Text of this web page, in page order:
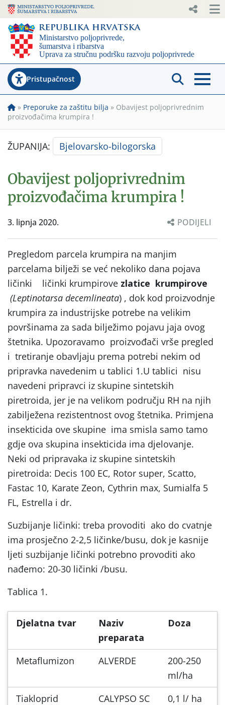
Pristupačnost
» Preporuke za zaštitu bilja » Obavijest poljoprivrednim
proizvođačima krumpira !
ŽUPANIJA: Bjelovarsko-bilogorska
Obavijest poljoprivrednim
proizvođačima krumpira !
3. lipnja 2020. PODIJELI
Pregledom parcela krumpira na manjim
parcelama bilježi se već nekoliko dana pojava
ličinki ličinki krumpirove zlatice krumpirove
(Leptinotarsa decemlineata) , dok kod proizvodnje
krumpira za industrijske potrebe na velikim
površinama za sada bilježimo pojavu jaja ovog
štetnika. Upozoravamo proizvođači vrše pregled
i tretiranje obavljaju prema potrebi nekim od
pripravka navedenim u tablici 1.U tablici nisu
navedeni pripravci iz skupine sintetskih
piretroida, jer je na velikom području RH na njih
zabilježena rezistentnost ovog štetnika. Primjena
insekticida ove skupine ima smisla samo tamo
gdje ova skupina insekticida ima djelovanje.
Neki od pripravaka iz skupine sintetskih
piretroida: Decis 100 EC, Rotor super, Scatto,
Fastac 10, Karate Zeon, Cythrin max, Sumialfa 5
FL, Estrella i dr.
Suzbijanje ličinki: treba provoditi ako do cvatnje
ima prosječno 2-2,5 ličinke/busu, dok je kasnije
ljeti suzbijanje ličinki potrebno provoditi ako
nađemo: 20-30 ličinki /busu.
Tablica 1.
Djelatna tvar
Naziv
preparata
Doza
Metaflumizon ALVERDE
200-250
ml/ha
Tiakloprid
CALYPSO SC
0,1 l/ ha